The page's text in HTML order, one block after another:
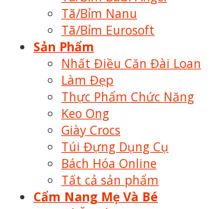
Tã/Bỉm Nanu
Tã/Bỉm Eurosoft
Sản Phẩm
Nhất Điều Căn Đài Loan
Làm Đẹp
Thực Phẩm Chức Năng
Keo Ong
Giày Crocs
Túi Đựng Dụng Cụ
Bách Hóa Online
Tất cả sản phẩm
Cẩm Nang Mẹ Và Bé